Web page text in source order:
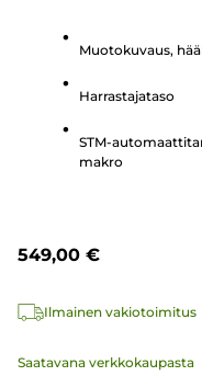
arvostelu
Muotokuvaus,
Harrastajataso
STM-
makro
549,00 €
Ilmainen vakiotoimitus
Saatavana verkkokaupasta